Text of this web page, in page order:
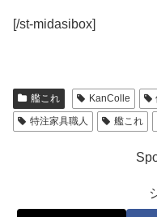
[/st-midasibox]
艦これ KanColle
特注家具職人
艦これ